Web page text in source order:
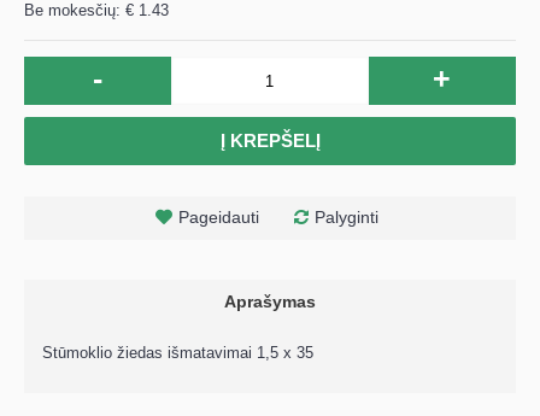
Be mokesčių: € 1.43
- +
Į KREPŠELĮ
Pageidauti Palyginti
Aprašymas
Stūmoklio žiedas išmatavimai 1,5 x 35